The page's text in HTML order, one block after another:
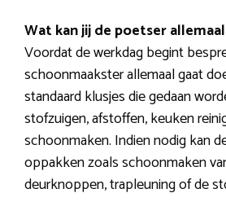
Wat kan jij de poetser
Voordat de werkdag begint
schoonmaakster allemaal gaat
standaard klusjes die gedaan
stofzuigen, afstoffen, keuken
schoonmaken. Indien nodig kan
oppakken zoals schoonmaken
deurknoppen, trapleuning of de